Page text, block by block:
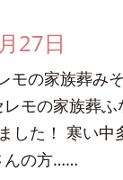
27日
モの家族葬み
モの家族葬ふ
した！ 寒い中
んの方……